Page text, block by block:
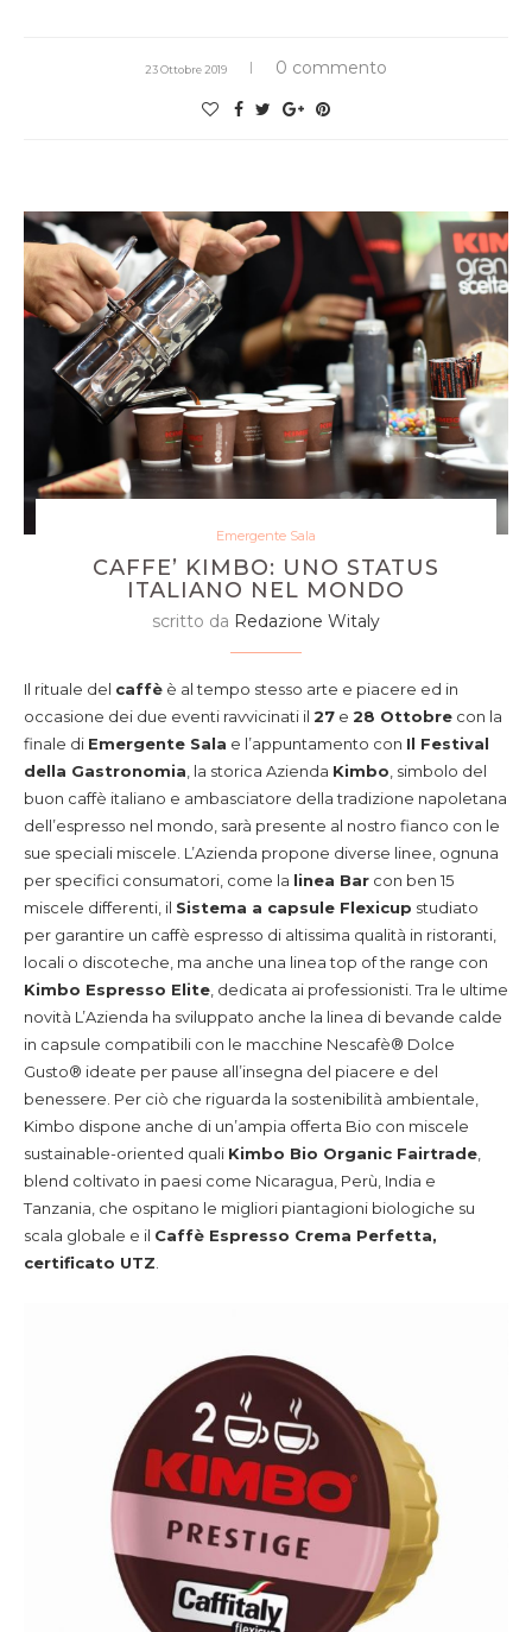
23 Ottobre 2019 0 commento
Emergente Sala
CAFFE’ KIMBO: UNO STATUS
ITALIANO NEL MONDO
scritto da Redazione Witaly
Il rituale del caffè è al tempo stesso arte e piacere ed in
occasione dei due eventi ravvicinati il 27 e 28 Ottobre con la
finale di Emergente Sala e l’appuntamento con Il Festival
della Gastronomia , la storica Azienda Kimbo , simbolo del
buon caffè italiano e ambasciatore della tradizione napoletana
dell’espresso nel mondo, sarà presente al nostro fianco con le
sue speciali miscele. L’Azienda propone diverse linee, ognuna
per specifici consumatori, come la linea Bar con ben 15
miscele differenti, il Sistema a capsule Flexicup studiato
per garantire un caffè espresso di altissima qualità in ristoranti,
locali o discoteche, ma anche una linea top of the range con
Kimbo Espresso Elite , dedicata ai professionisti. Tra le ultime
novità L’Azienda ha sviluppato anche la linea di bevande calde
in capsule compatibili con le macchine Nescafè® Dolce
Gusto® ideate per pause all’insegna del piacere e del
benessere. Per ciò che riguarda la sostenibilità ambientale,
Kimbo dispone anche di un’ampia offerta Bio con miscele
sustainable-oriented quali Kimbo Bio Organic Fairtrade
blend coltivato in paesi come Nicaragua, Perù, India e
Tanzania, che ospitano le migliori piantagioni biologiche su
scala globale e il Caffè Espresso Crema Perfetta,
certificato UTZ